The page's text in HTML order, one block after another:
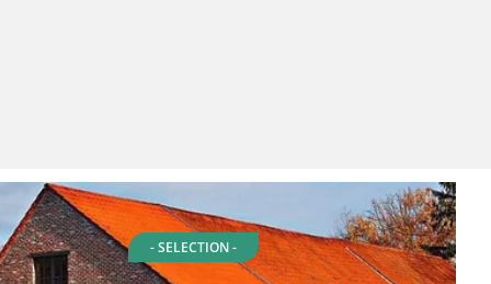
- SELECTION -